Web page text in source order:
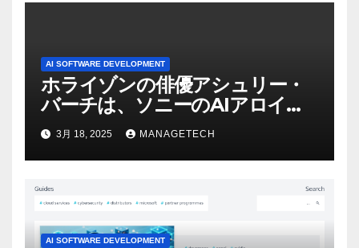
AI SOFTWARE DEVELOPMENT
ホライゾンの俳優アシュリー・
バーチは、ソニーのAIアロイの
ビデオを見て「ゲームパフォー
マンスという芸術形式に不安を
感じた」と語る – IGN
3月 18, 2025 MANAGETECH
AI SOFTWARE DEVELOPMENT